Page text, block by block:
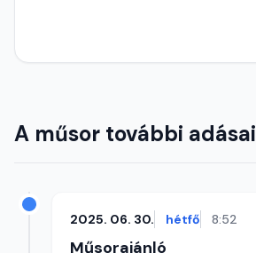
A műsor további adásai
2025. 06. 30. hétfő 8:52
Műsorajánló